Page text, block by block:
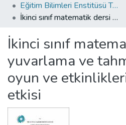
All of DSpace
Analyze
Request/Question
Eğitim Bilimleri Enstitüsü Tez Koleksiyonu
İkinci sınıf matematik dersi sayı yuvarlama ve tahmin konusunda oyun ve etkinliklerin başarıya etkisi
İkinci sınıf
yuvarlama ve
oyun ve
etkisi